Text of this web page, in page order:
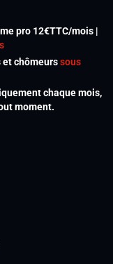
pro 12€TTC/mois |
chômeurssous
chaque mois,
moment.